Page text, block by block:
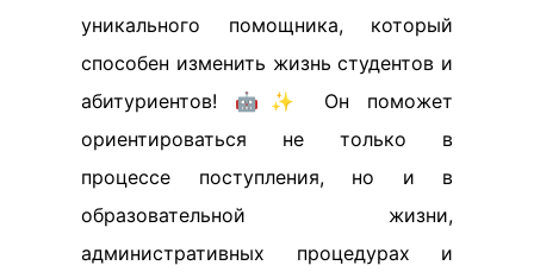
уникального помощника, который
способен изменить жизнь студентов и
абитуриентов! 🤖✨ Он поможет
ориентироваться не только в
процессе поступления, но и в
образовательной жизни,
административных процедурах и